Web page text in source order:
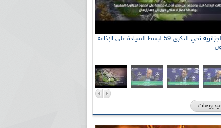
الإذاعة الجزائرية تحي الذكرى 59 لبسط السيادة على الإذاعة